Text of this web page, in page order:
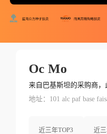
Oc Mo
来自巴基斯坦的采购商
地址：101 alc paf base
近三年TOP3
近